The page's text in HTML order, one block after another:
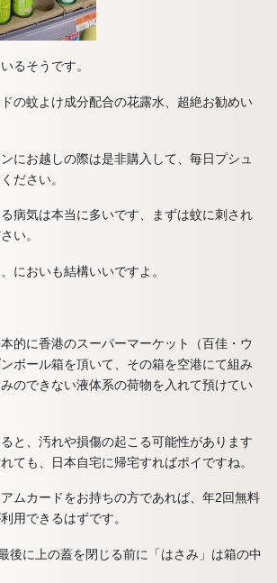
るそうです。
の蚊よけ成分配合の花露水、超絶お勧めい
にお越しの際は是非購入して、毎日プシュ
ださい。
病気は本当に多いです、まずは蚊に刺され
い。
においも結構いいですよ。
的に香港のスーパーマーケット（百佳・ウ
ボール箱を頂いて、その箱を空港にて組み
のできない液体系の荷物を入れて預けてい
と、汚れや損傷の起こる可能性があります
ても、日本自宅に帰宅すればポイですね。
ムカードをお持ちの方であれば、年2回無料
用できるはずです。
後に上の蓋を閉じる前に「はさみ」は箱の中